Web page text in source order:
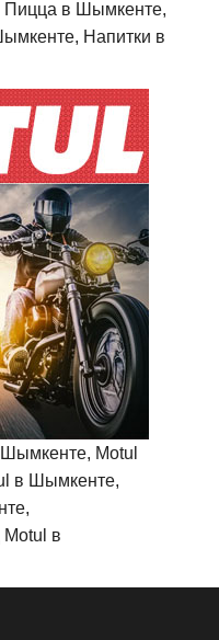
в Шымкенте,
Напитки в
Motul
в Шымкенте,
в